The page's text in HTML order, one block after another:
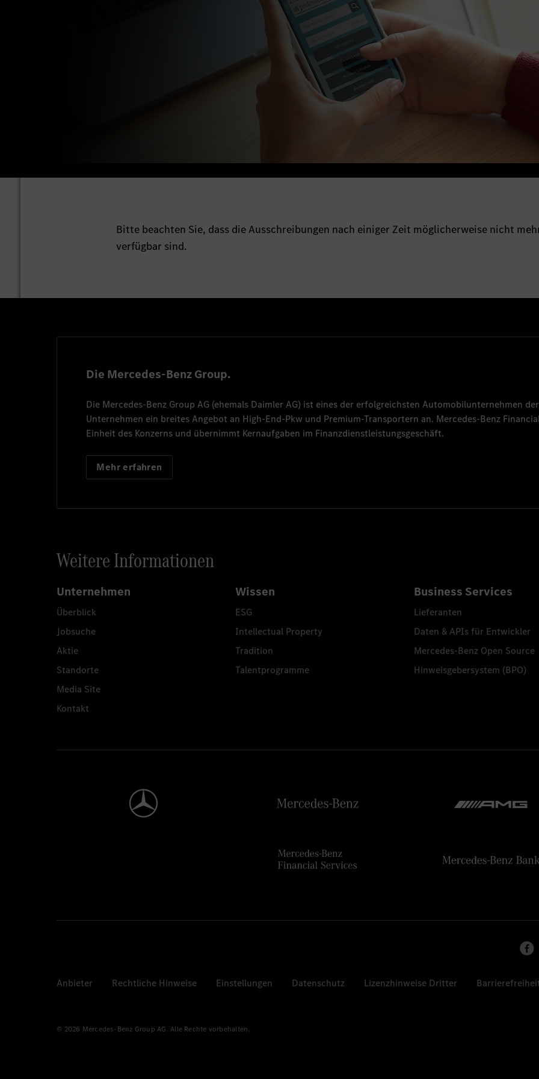
Bitte beachten Sie, dass die Ausschreibungen nach einiger Zeit möglicherweise nicht
verfügbar sind.
Die Mercedes-Benz Group.
Die Mercedes-Benz Group AG (ehemals Daimler AG) ist eines der erfolgreichsten Automobilunternehmen
Unternehmen ein breites Angebot an High-End-Pkw und Premium-Transportern an. Mercedes-Benz
Einheit des Konzerns und übernimmt Kernaufgaben im Finanzdienstleistungsgeschäft.
Mehr erfahren
Weitere Informationen
Unternehmen
Überblick
Jobsuche
Aktie
Standorte
Media Site
Kontakt
Wissen
ESG
Intellectual Property
Tradition
Talentprogramme
Business Services
Lieferanten
Daten & APIs für Entwickler
Mercedes-Benz Open Source
Hinweisgebersystem (BPO)
Anbieter Rechtliche Hinweise Einstellungen Datenschutz Lizenzhinweise Dritter
© 2026 Mercedes-Benz Group AG. Alle Rechte vorbehalten.